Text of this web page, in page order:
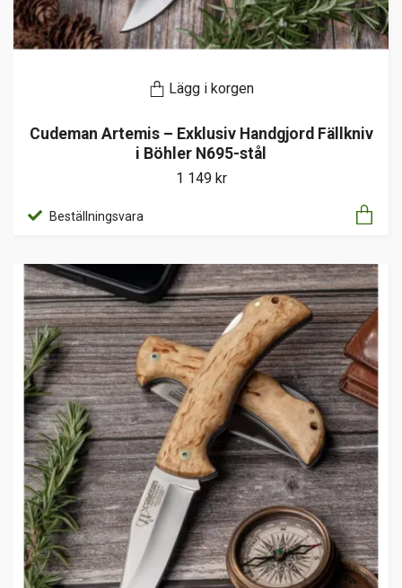
Lägg i korgen
Cudeman Artemis – Exklusiv Handgjord Fällkniv
i Böhler N695-stål
1 149 kr
Beställningsvara